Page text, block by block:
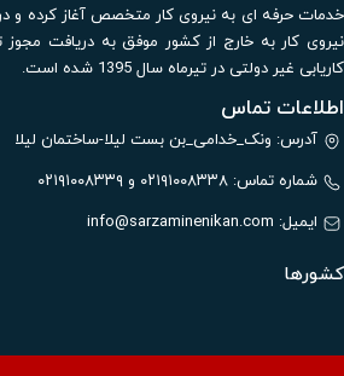
خدمات حرفه ای به نیروی کار متخصص آغاز کرده و
نیروی کار به خارج از کشور موفق به دریافت
کاریابی غیر دولتی در تیرماه سال 1395 شده است.
اطلاعات تماس
آدرس: ونک_خدامی_بن بست لیلا-ساختمان لیلا
شماره تماس: ۰۲۱۹۱۰۰۸۳۳۸ و ۰۲۱۹۱۰۰۸۳۳۹
ایمیل: info@sarzaminenikan.com
کشورها